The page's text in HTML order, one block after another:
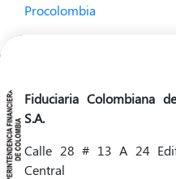
Procolombia
Fiduciaria Colombiana
S.A.
Calle 28 # 13 A 24
Central